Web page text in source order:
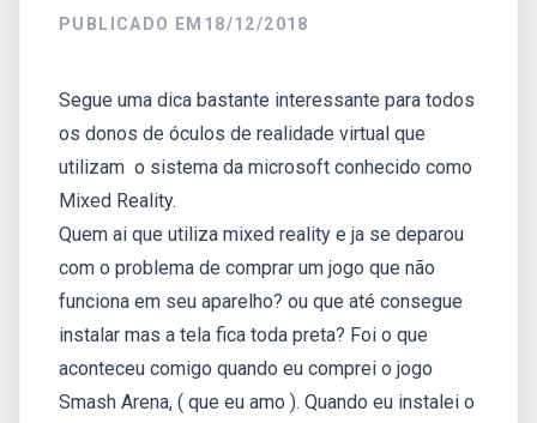
PUBLICADO EM 18/12/2018
Segue uma dica bastante interessante para todos
os donos de óculos de realidade virtual que
utilizam o sistema da microsoft conhecido como
Mixed Reality.
Quem ai que utiliza mixed reality e ja se deparou
com o problema de comprar um jogo que não
funciona em seu aparelho? ou que até consegue
instalar mas a tela fica toda preta? Foi o que
aconteceu comigo quando eu comprei o jogo
Smash Arena, ( que eu amo ). Quando eu instalei o